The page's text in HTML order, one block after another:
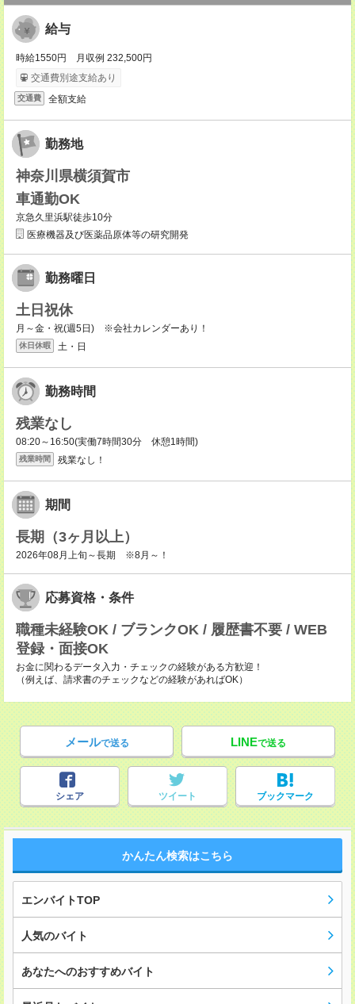
給与
時給1550円 月収例 232,500円
交通費別途支給あり
交通費 全額支給
勤務地
神奈川県横須賀市
車通勤OK
京急久里浜駅徒歩10分
医療機器及び医薬品原体等の研究開発
勤務曜日
土日祝休
月～金・祝(週5日) ※会社カレンダーあり！
休日休暇 土・日
勤務時間
残業なし
08:20～16:50(実働7時間30分 休憩1時間)
残業時間 残業なし！
期間
長期（3ヶ月以上）
2026年08月上旬～長期 ※8月～！
応募資格・条件
職種未経験OK / ブランクOK / 履歴書不要 / WEB
登録・面接OK
お金に関わるデータ入力・チェックの経験がある方歓迎！
（例えば、請求書のチェックなどの経験があればOK）
メールで送る LINEで送る
シェア ツイート ブックマーク
かんたん検索はこちら
エンバイトTOP
人気のバイト
あなたへのおすすめバイト